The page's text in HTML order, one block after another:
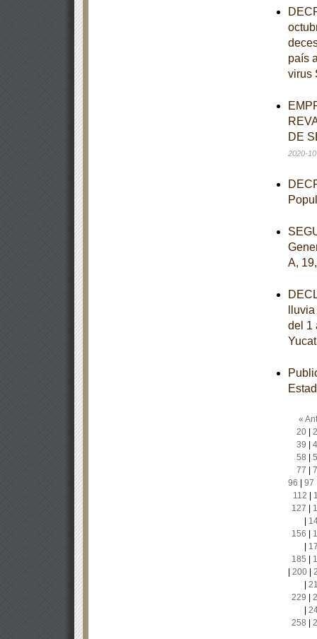
país
virus
DE
2020-
A,
del 1
«
20|
39
58
77
96
97
112
127
156
185
200|
229
258